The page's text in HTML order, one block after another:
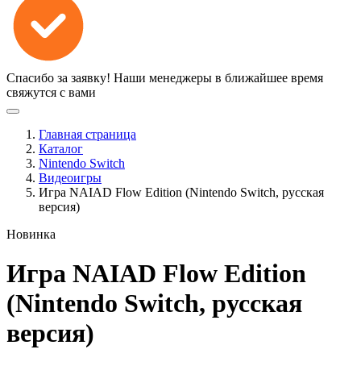
Спасибо за заявку! Наши менеджеры в ближайшее время
свяжутся с вами
Главная страница
Каталог
Nintendo Switch
Видеоигры
Игра NAIAD Flow Edition (Nintendo Switch, русская
версия)
Новинка
Игра NAIAD Flow Edition
(Nintendo Switch, русская
версия)